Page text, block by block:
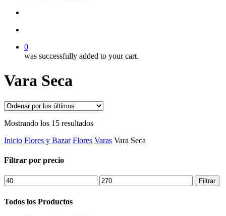
0
was successfully added to your cart.
Vara Seca
Mostrando los 15 resultadosOrdenado
los
Inicio Flores y Bazar Flores Varas Vara Seca
Filtrar por precio
Precio
mínimo
Precio
máximo
Filtrar
Todos los Productos